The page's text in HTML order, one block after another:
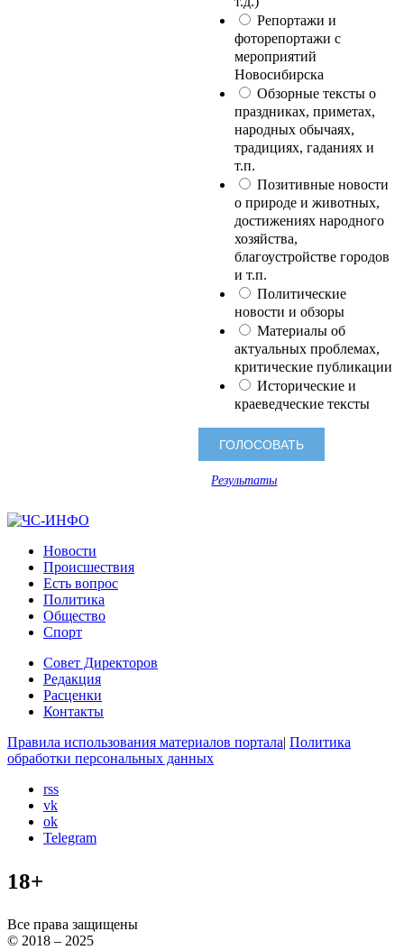
Репортажи и
фоторепортажи с
мероприятий
Новосибирска
Обзорные тексты о
праздниках, приметах,
народных обычаях,
традициях, гаданиях и
т.п.
Позитивные новости
о природе и животных,
достижениях народного
хозяйства,
благоустройстве городов
и т.п.
Политические
новости и обзоры
Материалы об
актуальных проблемах,
критические публикации
Исторические и
краеведческие тексты
Результаты
Новости
Происшествия
Есть вопрос
Политика
Общество
Спорт
Совет Директоров
Редакция
Расценки
Контакты
Правила использования материалов портала| Политика
обработки персональных данных
rss
vk
ok
Telegram
18+
Все права защищены
© 2018 – 2025